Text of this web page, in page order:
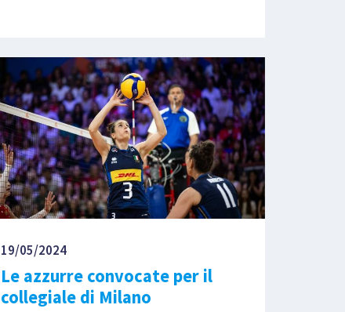
19/05/2024
Le azzurre convocate per il
collegiale di Milano